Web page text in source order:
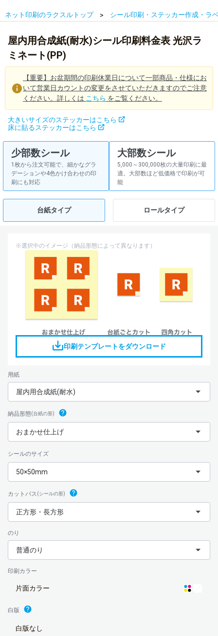
ネット印刷のラクスルトップ シール印刷・ステッカー作成・ラ
屋内用合成紙(耐水)シール印刷料金表 光沢ラ
ミネート(PP)
【重要】お盆期間の印刷休業日について一部商品・仕様にお
いて営業日カウントの変更をさせていただきますのでご注意
ください。詳しくは こちら をご覧ください。
大きいサイズのステッカーはこちら
床に貼るステッカーはこちら
少部数シール
1枚から注文可能で、細かなグラ
デーションや4色かけ合わせの印
刷にも対応
大部数シール
5,000～300,000枚の大量印刷に最
適。大部数ほど低価格で印刷が可
能
台紙タイプ ロールタイプ
※選択中のイメージ（納品形態によって異なります）
印刷テンプレートをダウンロード
用紙
屋内用合成紙(耐水)
納品形態(台紙の形)
おまかせ仕上げ
シールのサイズ
50×50mm
カットパス(シールの形)
正方形・長方形
のり
普通のり
印刷カラー
片面カラー
白版
白版なし